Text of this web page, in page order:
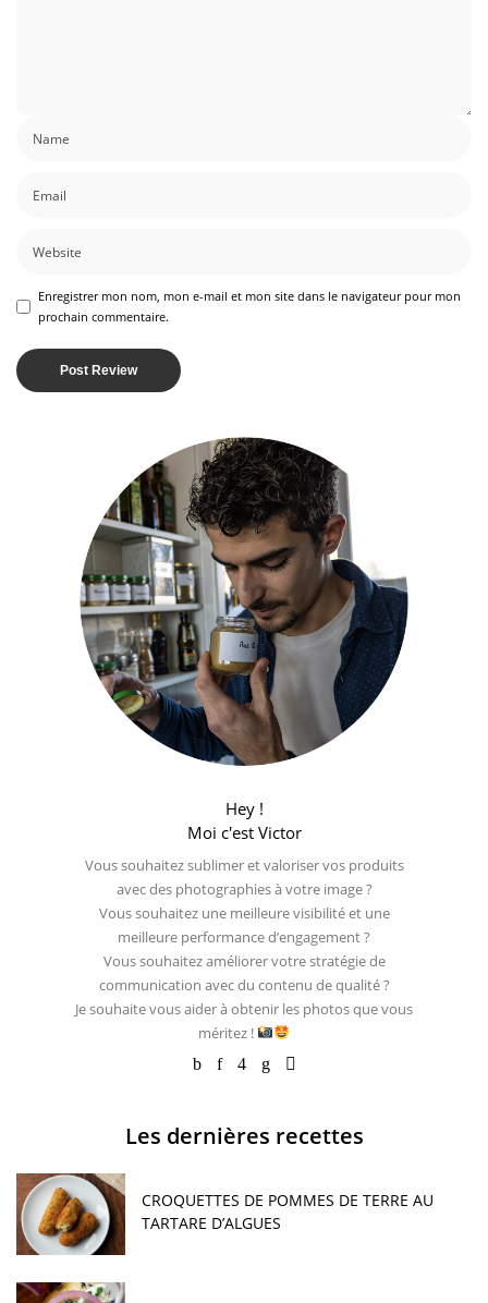
Enregistrer mon nom, mon e-mail et mon site dans le navigateur pour mon
prochain commentaire.
Hey !
Moi c'est Victor
Vous souhaitez sublimer et valoriser vos produits
avec des photographies à votre image ?
Vous souhaitez une meilleure visibilité et une
meilleure performance d’engagement ?
Vous souhaitez améliorer votre stratégie de
communication avec du contenu de qualité ?
Je souhaite vous aider à obtenir les photos que vous
méritez !
Les dernières recettes
CROQUETTES DE POMMES DE TERRE AU
TARTARE D’ALGUES